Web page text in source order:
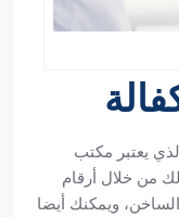
يعتبر مكتب
من خلال أرقام
ويمكنك أيضا